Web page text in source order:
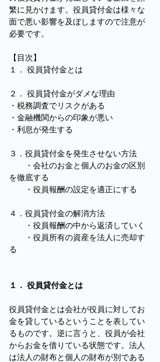
繁に見かけます。役員貸付金は様々な
面で悪い影響を及ぼしますので注意が
必要です。
【目次】
１． 役員貸付金とは
２． 役員貸付金がダメな理由
・税務調査でリスクがある
・金融機関からの印象が悪い
・利息が発生する
３．役員貸付金を発生させない方法
・会社のお金と個人のお金の区別
を徹底する
・役員報酬の設定を適正にする
４．役員貸付金の解消方法
・役員報酬の中から返済していく
・役員所有の資産を法人に売却す
る
１． 役員貸付金とは
役員貸付金とは会社が役員に対してお
金を貸しているということを表してい
るものです。逆に言うと、役員が会社
からお金を借りている状態です。法人
は法人の財布と個人の財布が別である